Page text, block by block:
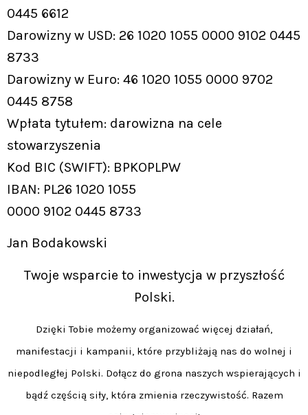
0445 6612
Darowizny w USD: 26 1020 1055 0000 9102 0445
8733
Darowizny w Euro: 46 1020 1055 0000 9702
0445 8758
Wpłata tytułem: darowizna na cele
stowarzyszenia
Kod BIC (SWIFT): BPKOPLPW
IBAN: PL26 1020 1055
0000 9102 0445 8733
Jan Bodakowski
Twoje wsparcie to inwestycja w przyszłość
Polski.
Dzięki Tobie możemy organizować więcej działań,
manifestacji i kampanii, które przybliżają nas do wolnej i
niepodległej Polski. Dołącz do grona naszych wspierających i
bądź częścią siły, która zmienia rzeczywistość. Razem